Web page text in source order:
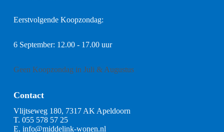
Eerstvolgende Koopzondag:
6 September: 12.00 - 17.00 uur
Geen Koopzondag in Juli & Augustus
Contact
Vlijtseweg 180, 7317 AK Apeldoorn
T. 055 578 57 25
E. info@middelink-wonen.nl